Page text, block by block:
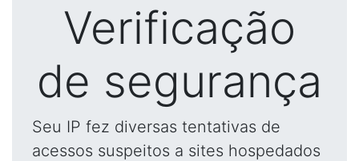
Verificação
de segurança
Seu IP fez diversas tentativas de
acessos suspeitos a sites hospedados